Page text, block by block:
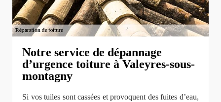
Notre service de dépannage
d’urgence toiture à Valeyres-sous-
montagny
Si vos tuiles sont cassées et provoquent des fuites d’eau,